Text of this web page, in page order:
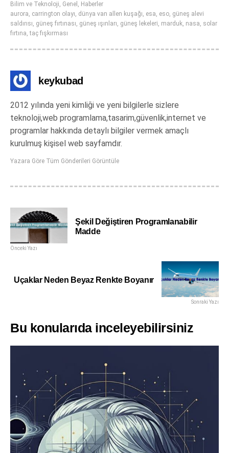
Bilim ve Teknoloji, Genel , Haberler
aurora, carrington olayı, dünya van allen kuşağı, esa, eso, güneş alevi
saldırısı, güneş fırtınası, güneş ışınları, güneş lekeleri, marduk, nasa, solar
fırtına,taç fışkırması
keykubad
2012 yılında yeni kimliği ve yeni bilgilerle sizlere
teknoloji,web programlama,tasarim,güvenlik,internet ve
programlar hakkında detaylı bilgiler vermek amaçlı
kurulmuş kişisel web sayfamdır.
Yazara Göre Tüm Gönderileri Görüntüle
Şekil Değiştiren Programlanabilir
Madde
Önceki Yazı
Uçaklar Neden Beyaz Renkte Boyanır
Sonraki Yazı
Bu konularıda inceleyebilirsiniz